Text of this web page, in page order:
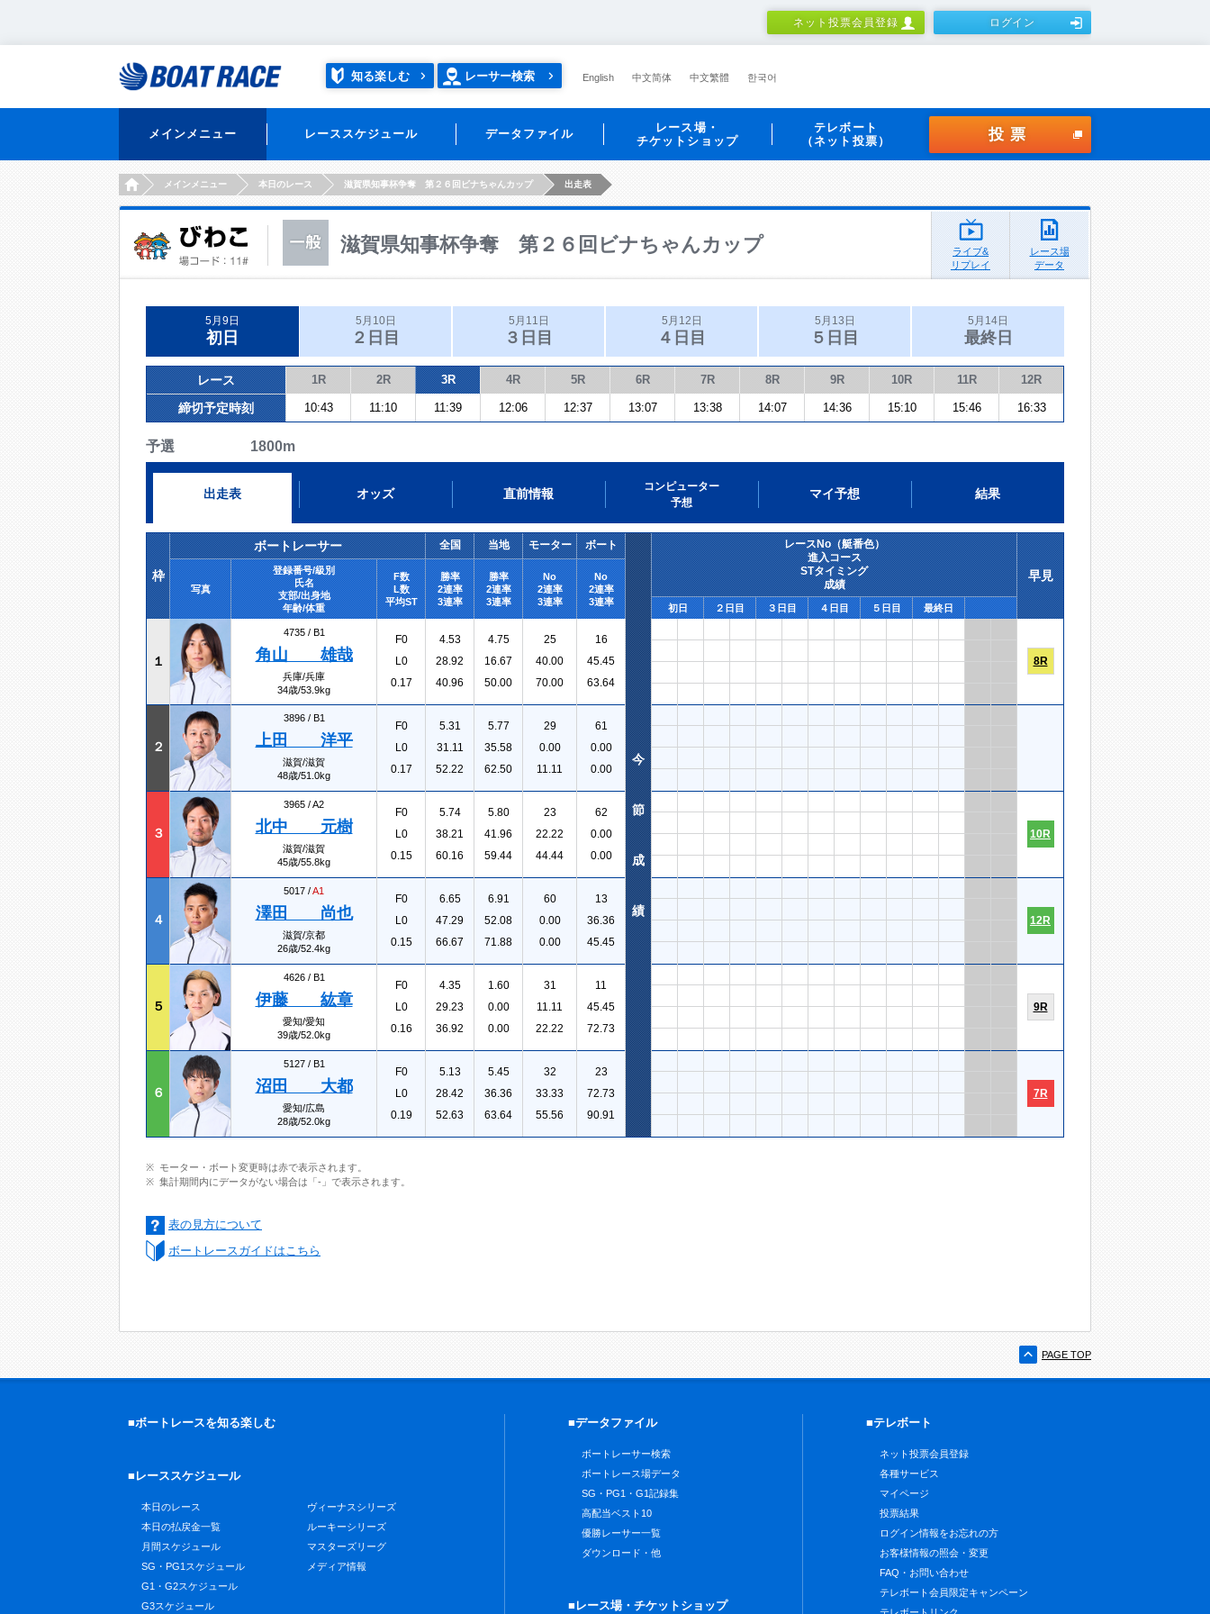
ネット投票会員登録 ログイン
知る楽しむ レーサー検索 English 中文简体 中文繁體 한국어
メインメニュー レーススケジュール データファイル
レース場・
チケットショップ
テレボート
（ネット投票）
投票
HOMEメインメニュー 本日のレース 滋賀県知事杯争奪 第２６回ビナちゃんカップ 出走表
滋賀県知事杯争奪 第２６回ビナちゃんカップ
ライブ&
リプレイ
レース場
データ
5月9日
初日
5月10日
２日目
5月11日
３日目
5月12日
４日目
5月13日
５日目
5月14日
最終日
レース 1R 2R 3R 4R 5R 6R 7R 8R 9R 10R 11R 12R
締切予定時刻 10:43 11:10 11:39 12:06 12:37 13:07 13:38 14:07 14:36 15:10 15:46 16:33
予選 1800m
出走表 オッズ 直前情報
コンピューター
予想
マイ予想 結果
枠
ボートレーサー 全国 当地 モーター ボート
レースNo（艇番色）
進入コース
STタイミング
成績
早見
写真
登録番号/級別
氏名
支部/出身地
年齢/体重
F数
L数
平均ST
勝率
2連率
3連率
勝率
2連率
3連率
No
2連率
3連率
No
2連率
3連率
初日 ２日目 ３日目 ４日目 ５日目 最終日
１
4735 / B1
角山 雄哉
兵庫/兵庫
34歳/53.9kg
F0
L0
0.17
4.53
28.92
40.96
4.75
16.67
50.00
25
40.00
70.00
16
45.45
63.64
8R
２
3896 / B1
上田 洋平
滋賀/滋賀
48歳/51.0kg
F0
L0
0.17
5.31
31.11
52.22
5.77
35.58
62.50
29
0.00
11.11
61
0.00
0.00
３
3965 /A2
北中 元樹
滋賀/滋賀
45歳/55.8kg
F0
L0
0.15
5.74
38.21
60.16
5.80
41.96
59.44
23
22.22
44.44
62
0.00
0.00
10R
４
5017 /A1
澤田 尚也
滋賀/京都
26歳/52.4kg
F0
L0
0.15
6.65
47.29
66.67
6.91
52.08
71.88
60
0.00
0.00
13
36.36
45.45
12R
５
4626 / B1
伊藤 紘章
愛知/愛知
39歳/52.0kg
F0
L0
0.16
4.35
29.23
36.92
1.60
0.00
0.00
31
11.11
22.22
11
45.45
72.73
9R
６
5127 / B1
沼田 大都
愛知/広島
28歳/52.0kg
F0
L0
0.19
5.13
28.42
52.63
5.45
36.36
63.64
32
33.33
55.56
23
72.73
90.91
7R
今
節
成
績
モーター・ボート変更時は赤で表示されます。
集計期間内にデータがない場合は「-」で表示されます。
表の見方について
ボートレースガイドはこちら
PAGE TOP
■ボートレースを知る楽しむ
■レーススケジュール
本日のレース
本日の払戻金一覧
月間スケジュール
SG・PG1スケジュール
G1・G2スケジュール
G3スケジュール
ヴィーナスシリーズ
ルーキーシリーズ
マスターズリーグ
メディア情報
■データファイル
ボートレーサー検索
ボートレース場データ
SG・PG1・G1記録集
高配当ベスト10
優勝レーサー一覧
ダウンロード・他
■レース場・チケットショップ
■テレボート
ネット投票会員登録
各種サービス
マイページ
投票結果
ログイン情報をお忘れの方
お客様情報の照会・変更
FAQ・お問い合わせ
テレボート会員限定キャンペーン